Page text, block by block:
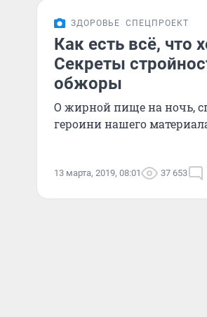
ЗДОРОВЬЕ СПЕЦПРОЕКТ
Как есть всё, что
Секреты
обжоры
О жирной пище на ночь,
героини нашего
13 марта, 2019, 08:01 37 653